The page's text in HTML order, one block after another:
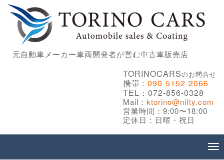
元自動車メーカー車両開発者が営む中古車販売店
TORINOCARSのお問合せ
携帯 : 090-5152-2066
TEL：072-856-0328
Mail： ktorino@nifty.com
営業時間：9:00〜18:00
定休日：日曜・祝日